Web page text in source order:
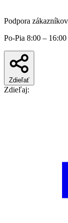
Podpora zákazníkov
Po-Pia 8:00 – 16:00
Zdieľať
Zdieľaj: